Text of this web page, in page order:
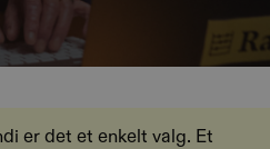
er det et enkelt valg. Et